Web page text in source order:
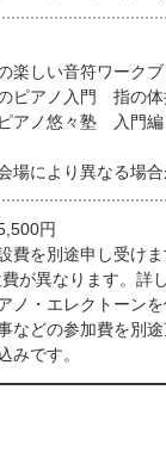
楽しい音符ワーク
ピアノ入門 指の
ピアノ悠々塾 入
場により異なる場合
円
費を別途申し受けま
が異なります。詳
ノ・エレクトーンを
などの参加費を別途
みです。